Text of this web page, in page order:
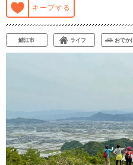
キープする
鯖江市 ライフ おでか